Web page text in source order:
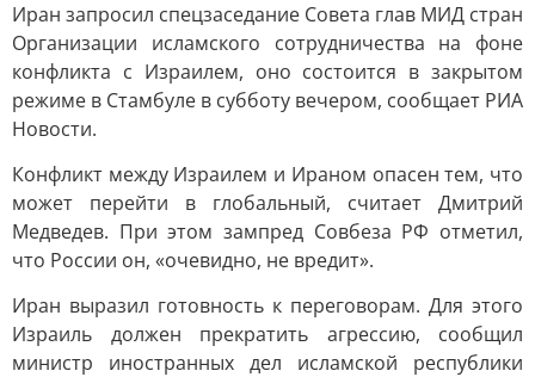
Иран запросил спецзаседание Совета глав МИД стран
Организации исламского сотрудничества на фоне
конфликта с Израилем, оно состоится в закрытом
режиме в Стамбуле в субботу вечером, сообщает РИА
Новости.
Конфликт между Израилем и Ираном опасен тем, что
может перейти в глобальный, считает Дмитрий
Медведев. При этом зампред Совбеза РФ отметил,
что России он, «очевидно, не вредит».
Иран выразил готовность к переговорам. Для этого
Израиль должен прекратить агрессию, сообщил
министр иностранных дел исламской республики